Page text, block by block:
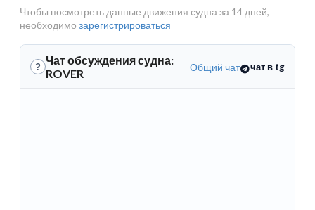
Чтобы посмотреть данные движения судна за 14 дней,
необходимо зарегистрироваться
? Чат обсуждения судна:
ROVER
Общий чат чат в tg